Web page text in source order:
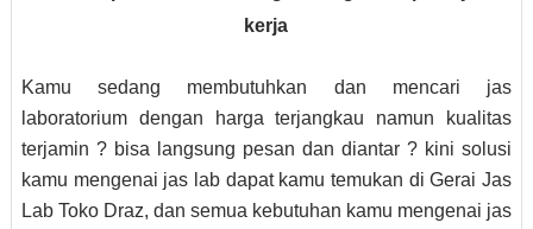
kerja
Kamu sedang membutuhkan dan mencari jas
laboratorium dengan harga terjangkau namun kualitas
terjamin ? bisa langsung pesan dan diantar ? kini solusi
kamu mengenai jas lab dapat kamu temukan di Gerai Jas
Lab Toko Draz, dan semua kebutuhan kamu mengenai jas